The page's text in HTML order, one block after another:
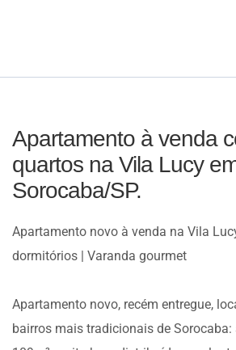
Apartamento à venda
quartos na Vila Lucy
Sorocaba/SP.
Apartamento novo à venda na Vila
dormitórios | Varanda gourmet
Apartamento novo, recém entregue,
bairros mais tradicionais de Sorocaba: